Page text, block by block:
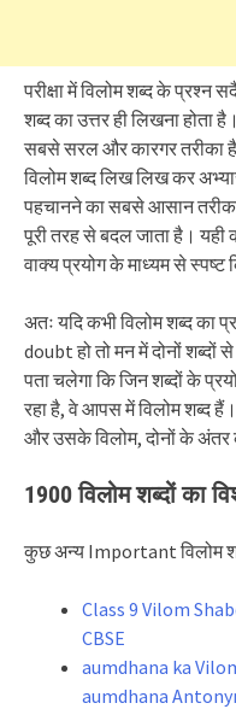
परीक्षा में विलोम शब्द के प्रश्न
शब्द का उत्तर ही लिखना होता
सबसे सरल और कारगर तरीका
विलोम शब्द लिख लिख कर
पहचानने का सबसे आसान
पूरी तरह से बदल जाता है।
वाक्य प्रयोग के माध्यम से स्पष्ट
अतः यदि कभी विलोम शब्द का
doubt हो तो मन में दोनों
पता चलेगा कि जिन शब्दों के
रहा है, वे आपस में विलोम शब्द
और उसके विलोम, दोनों के अंतर
1900 विलोम शब्दों का
कुछ अन्य Important विलोम
Class 9 Vilom
CBSE
aumdhana ka
aumdhana